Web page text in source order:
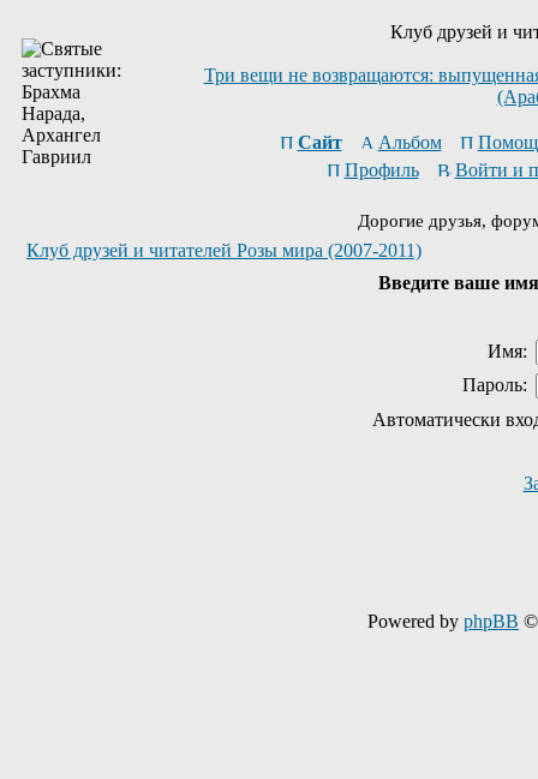
Клуб друзей и
Три вещи не возвращаются:
Сайт Альбом
Профиль
Войти и
Дорогие друзья,
Клуб друзей и читателей Розы мира (2007-2011)
Введите ваше
Имя:
Пароль:
Автоматически
Powered by phpBB ©